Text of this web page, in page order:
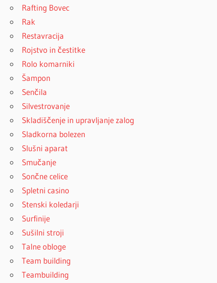
Rafting Bovec
Rak
Restavracija
Rojstvo in čestitke
Rolo komarniki
Šampon
Senčila
Silvestrovanje
Skladiščenje in upravljanje zalog
Sladkorna bolezen
Slušni aparat
Smučanje
Sončne celice
Spletni casino
Stenski koledarji
Surfinije
Sušilni stroji
Talne obloge
Team building
Teambuilding